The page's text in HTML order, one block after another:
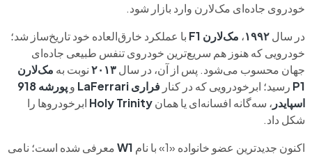
خودروی جاده‌ای مک‌لارن وارد بازار شود.
در سال۱۹۹۲، مک‌لارن F1
با عملکرد خارق‌العاده خود تاریخ‌ساز شد؛
خودرویی که هنوز هم سریع‌ترین خودروی تنفس طبیعی جاده‌ای
جهان محسوب می‌شود. پس از آن، در سال۲۰۱۳نوبت به مک‌لارن
P1 رسید؛ ابرخودرویی که در کنار فراری LaFerrari و
پورشه 918
اسپایدر ، سه‌گانه افسانه‌ای یا همانHoly Trinity ابرخودروها را
شکل داد.
اکنون جدیدترین عضو خانواده «1» با نام
W1معرفی شده است؛ نامی